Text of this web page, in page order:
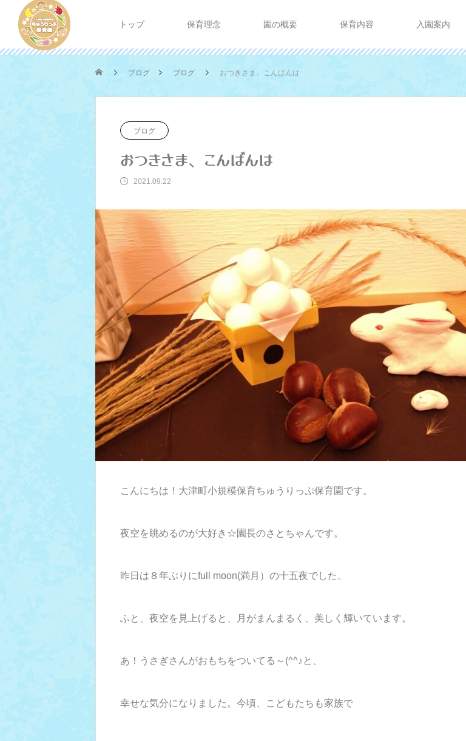
トップ 保育理念 園の概要 保育内容 入園案内
ブログ ブログ おつきさま、こんばんは
ブログ
おつきさま、こんばんは
2021.09.22
こんにちは！大津町小規模保育ちゅうりっぷ保育園です。
夜空を眺めるのが大好き☆園長のさとちゃんです。
昨日は８年ぶりにfull moon(満月）の十五夜でした。
ふと、夜空を見上げると、月がまんまるく、美しく輝いています。
あ！うさぎさんがおもちをついてる～(^^♪と、
幸せな気分になりました。今頃、こどもたちも家族で